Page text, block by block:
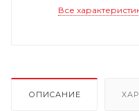
Все
ОПИСАНИЕ